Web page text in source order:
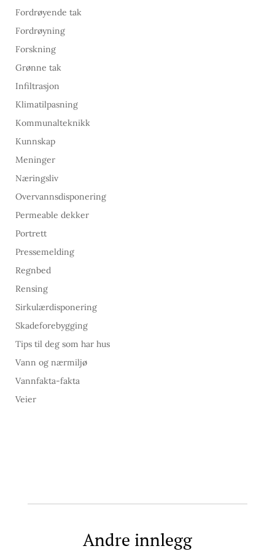
Fordrøyende tak
Fordrøyning
Forskning
Grønne tak
Infiltrasjon
Klimatilpasning
Kommunalteknikk
Kunnskap
Meninger
Næringsliv
Overvannsdisponering
Permeable dekker
Portrett
Pressemelding
Regnbed
Rensing
Sirkulærdisponering
Skadeforebygging
Tips til deg som har hus
Vann og nærmiljø
Vannfakta-fakta
Veier
Andre innlegg